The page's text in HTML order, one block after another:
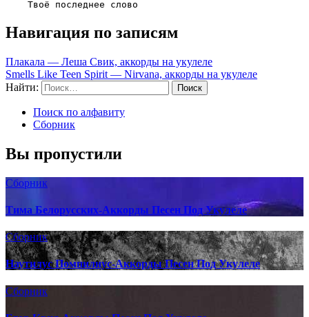
Навигация по записям
Плакала — Леша Свик, аккорды на укулеле
Smells Like Teen Spirit — Nirvana, аккорды на укулеле
Найти:
Поиск по алфавиту
Сборник
Вы пропустили
Сборник
Тима Белорусских-Аккорды Песен Под Укулеле
Сборник
Наутилус Помпилиус-Аккорды Песен Под Укулеле
Сборник